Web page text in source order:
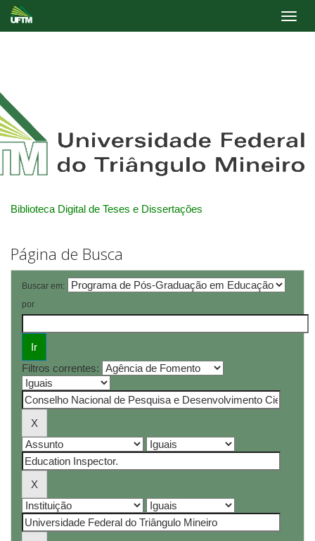
Biblioteca Digital de Teses e Dissertações
Página de Busca
Buscar em:
por
Filtros correntes: